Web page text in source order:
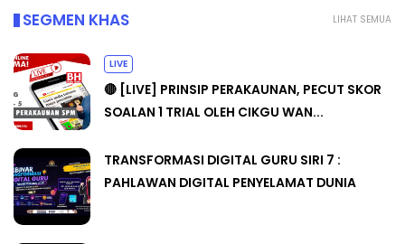
LIHAT SEMUA
SEGMEN KHAS
LIVE
🔴 [LIVE] PRINSIP PERAKAUNAN, PECUT SKOR
SOALAN 1 TRIAL OLEH CIKGU WAN...
TRANSFORMASI DIGITAL GURU SIRI 7 :
PAHLAWAN DIGITAL PENYELAMAT DUNIA